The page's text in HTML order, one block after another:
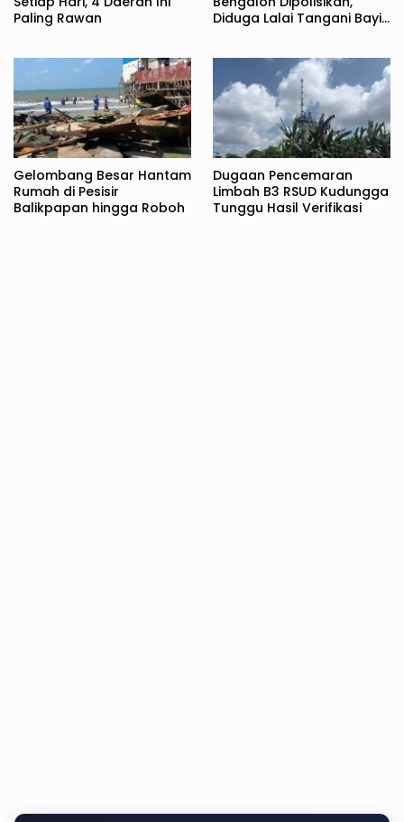
Paling Rawan
Diduga Lalai Tangani Bayi
Gelombang Besar Hantam
Rumah di Pesisir
Balikpapan hingga Roboh
Dugaan Pencemaran
Limbah B3 RSUD Kudungga
Tunggu Hasil Verifikasi